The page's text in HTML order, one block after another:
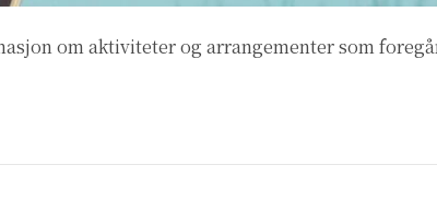
om aktiviteter og arrangementer som